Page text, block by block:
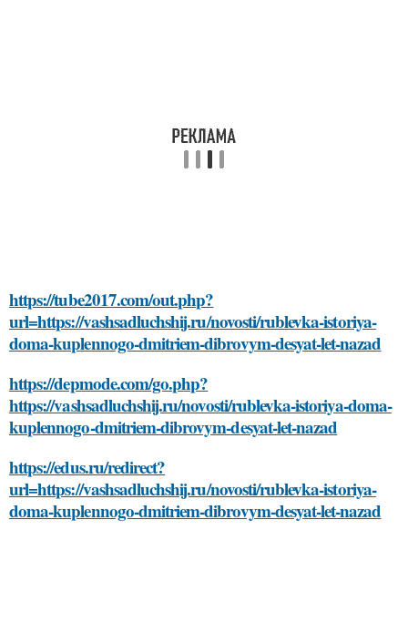
https://tube2017.com/out.php?
url=https://vashsadluchshij.ru/novosti/rublevka-istoriya-
doma-kuplennogo-dmitriem-dibrovym-desyat-let-nazad
https://depmode.com/go.php?
https://vashsadluchshij.ru/novosti/rublevka-istoriya-doma-
kuplennogo-dmitriem-dibrovym-desyat-let-nazad
https://edus.ru/redirect?
url=https://vashsadluchshij.ru/novosti/rublevka-istoriya-
doma-kuplennogo-dmitriem-dibrovym-desyat-let-nazad